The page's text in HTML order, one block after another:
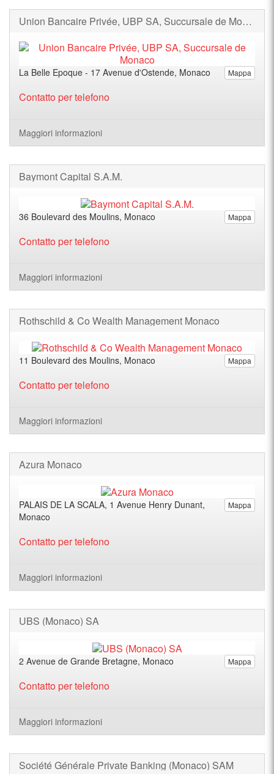
Union Bancaire Privée, UBP SA, Succursale de Monaco
Mappa
La Belle Epoque - 17 Avenue d'Ostende, Monaco
Contatto per telefono
Maggiori informazioni
Baymont Capital S.A.M.
Mappa
36 Boulevard des Moulins, Monaco
Contatto per telefono
Maggiori informazioni
Rothschild & Co Wealth Management Monaco
Mappa
11 Boulevard des Moulins, Monaco
Contatto per telefono
Maggiori informazioni
Azura Monaco
Mappa
PALAIS DE LA SCALA, 1 Avenue Henry Dunant,
Monaco
Contatto per telefono
Maggiori informazioni
UBS (Monaco) SA
Mappa
2 Avenue de Grande Bretagne, Monaco
Contatto per telefono
Maggiori informazioni
Société Générale Private Banking (Monaco) SAM